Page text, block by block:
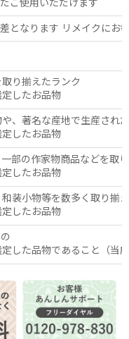
ご使用いただけます
となります リメイクにお
り揃えたランク
したお品物
、著名な産地で生産され
したお品物
部の作家物商品などを取
したお品物
装小物等を数多く取り揃
したお品物
した品物であること（当